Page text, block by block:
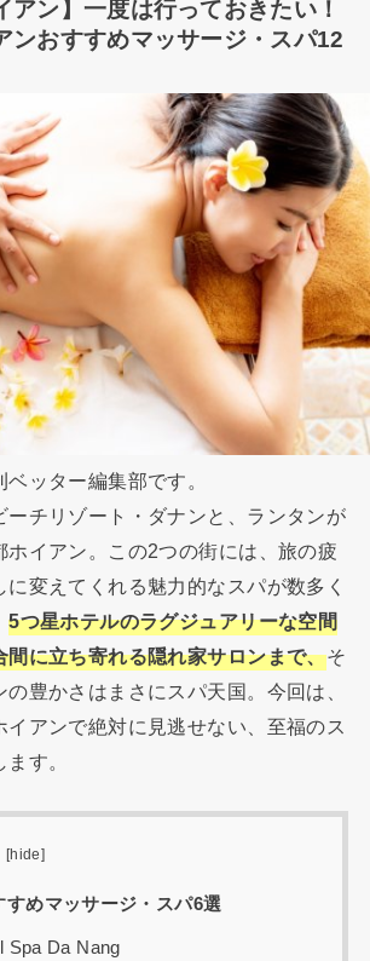
アン】一度は行っておきたい！
ンおすすめマッサージ・スパ12
ッター編集部です。
ーチリゾート・ダナンと、ランタンが
ホイアン。この2つの街には、旅の疲
に変えてくれる魅力的なスパが数多く
5つ星ホテルのラグジュアリーな空間
間に立ち寄れる隠れ家サロンまで、そ
豊かさはまさにスパ天国。今回は、
イアンで絶対に見逃せない、至福のス
す。
[hide]
すめマッサージ・スパ6選
Spa Da Nang